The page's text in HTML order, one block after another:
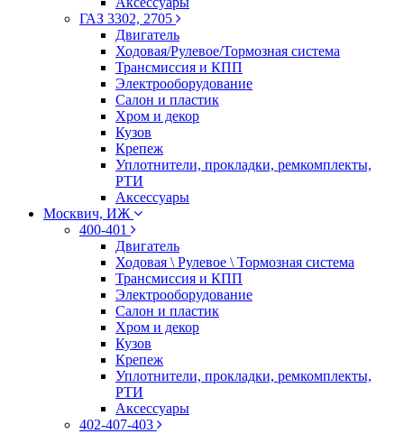
ГАЗ 3302, 2705
Двигатель
Ходовая/Рулевое/Тормозная система
Трансмиссия и КПП
Электрооборудование
Салон и пластик
Хром и декор
Кузов
Крепеж
Уплотнители, прокладки, ремкомплекты,
РТИ
Аксессуары
Москвич, ИЖ
400-401
Двигатель
Ходовая \ Рулевое \ Тормозная система
Трансмиссия и КПП
Электрооборудование
Салон и пластик
Хром и декор
Кузов
Крепеж
Уплотнители, прокладки, ремкомплекты,
РТИ
Аксессуары
402-407-403